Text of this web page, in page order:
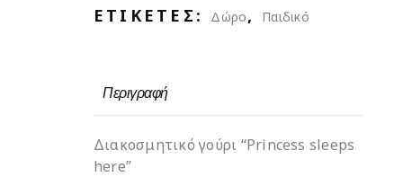
ΕΤΙΚΈΤΕΣ: Δώρο, Παιδικό
Περιγραφή
Διακοσμητικό γούρι “Princess sleeps
here”